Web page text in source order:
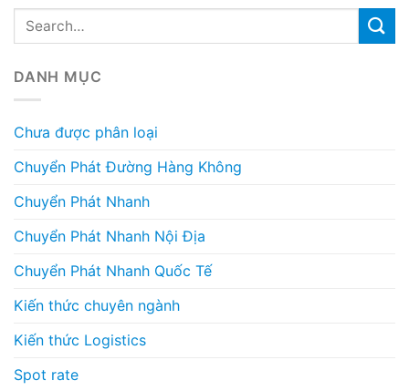
DANH MỤC
Chưa được phân loại
Chuyển Phát Đường Hàng Không
Chuyển Phát Nhanh
Chuyển Phát Nhanh Nội Địa
Chuyển Phát Nhanh Quốc Tế
Kiến thức chuyên ngành
Kiến thức Logistics
Spot rate